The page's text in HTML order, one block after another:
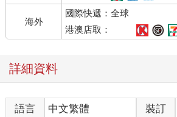
海外
國際快遞：全球
港澳店取：
詳細資料
語言 中文繁體 裝訂